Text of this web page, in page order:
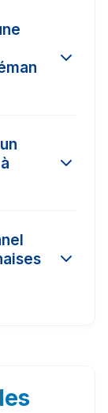
la
150€ et
la
pro